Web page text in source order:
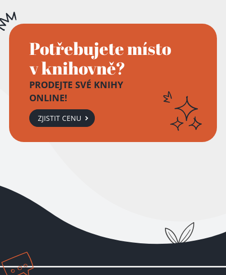
Potřebujete místo
v knihovně?
PRODEJTE SVÉ KNIHY
ONLINE!
ZJISTIT CENU